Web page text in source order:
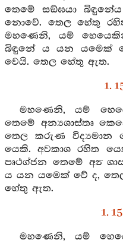
තෙමේ සඞ්ඝයා
නොවේ. තෙල හේතු
මහණෙනි, යම්
බිඳුනේ ය යන යමෙක්
වෙයි. තෙල හේතු ඇත.
1.
මහණෙනි, යම්
තෙමේ අන්‍යශාස්තෘ
තෙල කරුණ විද්‍යමාන
යෙකි. අවකාශ රහිත
පෘථග්ජන තෙමේ අන්‍
ය යන යමෙක් වේ ද,
හේතු ඇත.
1.
මහණෙනි, යම්